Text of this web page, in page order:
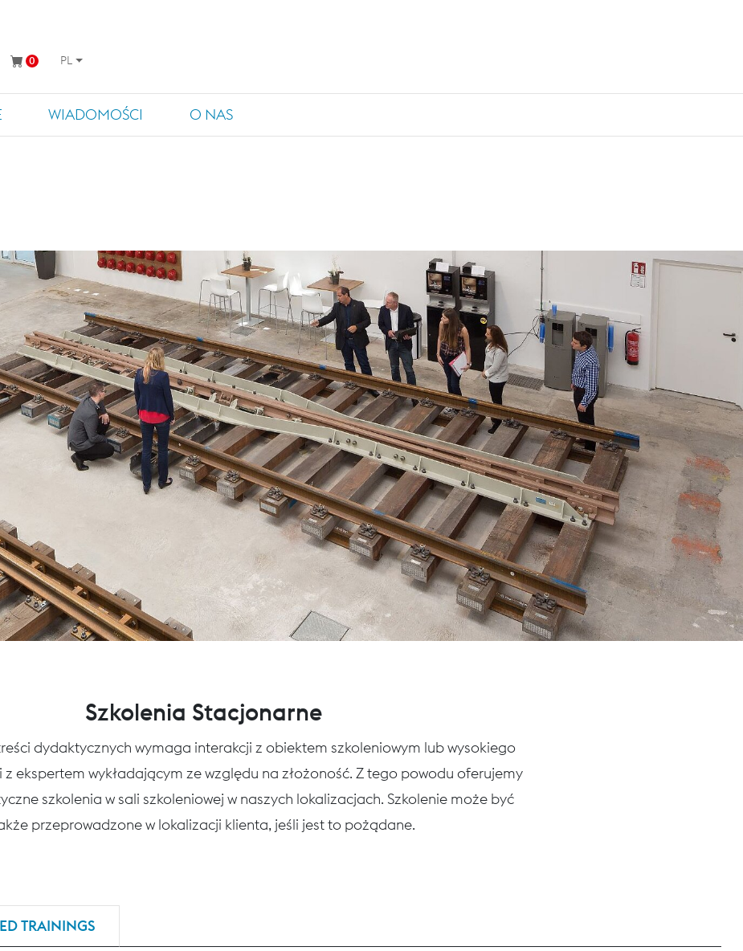
WIADOMOŚCI O NAS
0 PL
Szkolenia Stacjonarne
dydaktycznych wymaga interakcji z obiektem szkoleniowym lub wysokiego
ekspertem wykładającym ze względu na złożoność. Z tego powodu oferujemy
szkolenia w sali szkoleniowej w naszych lokalizacjach. Szkolenie może być
przeprowadzone w lokalizacji klienta, jeśli jest to pożądane.
TRAININGS